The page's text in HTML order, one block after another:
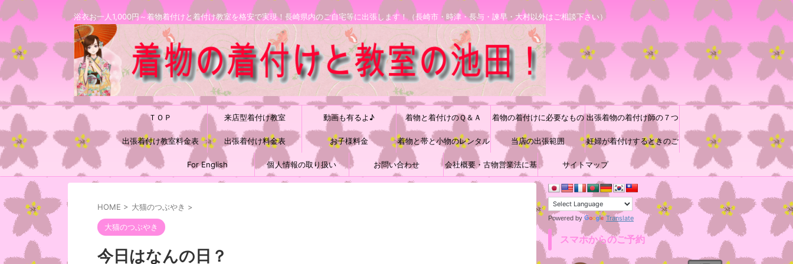
浴衣お一人1,000円～着物着付けと着付け教室を格安で実現！長崎県内のご自宅等に出張します！（長崎市・時津・長与・諫早・大村以外はご相談下さい）
ＴＯＰ 来店型着付け教室 動画も有るよ♪ 着物と着付けのＱ＆Ａ 着物の着付けに必要なもの 出張着物の着付け師の７つ
道具と着付け小物の収納方
法♪
出張着付け教室料金表 出張着付け料金表 お子様料金 着物と帯と小物のレンタル 当店の出張範囲 妊婦が着付けするときのご
参考
For English 個人情報の取り扱い お問い合わせ 会社概要・古物営業法に基 サイトマップ
HOME > 大猫のつぶやき >
大猫のつぶやき
今日はなんの日？
Powered by Translate
スマホからのご予約